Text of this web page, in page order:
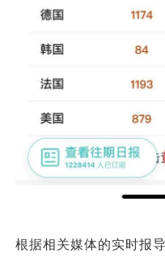
根据相关媒体的实时报